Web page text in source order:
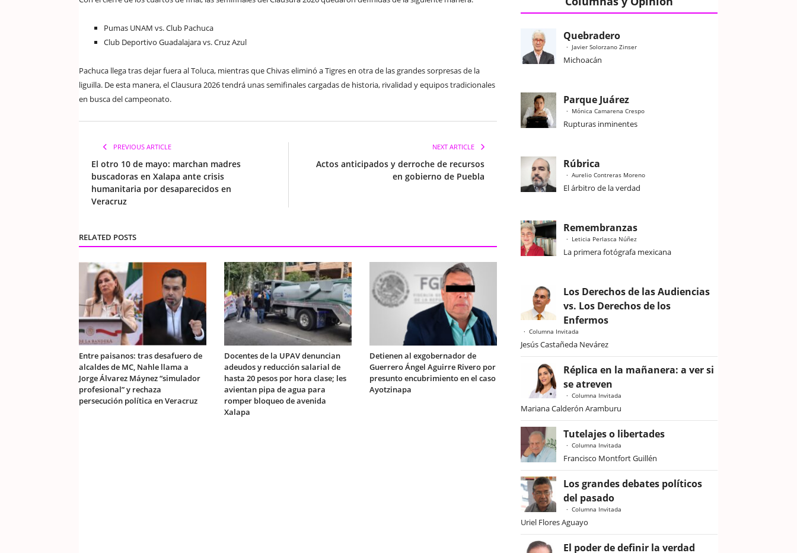
Pumas UNAM vs. Club Pachuca
Club Deportivo Guadalajara vs. Cruz Azul
Pachuca llega tras dejar fuera al Toluca, mientras que Chivas eliminó a Tigres en otra de las grandes sorpresas de la
liguilla. De esta manera, el Clausura 2026 tendrá unas semifinales cargadas de historia, rivalidad y equipos tradicionales
en busca del campeonato.
PREVIOUS ARTICLE
El otro 10 de mayo: marchan madres
buscadoras en Xalapa ante crisis
humanitaria por desaparecidos en
Veracruz
NEXT ARTICLE
Actos anticipados y derroche de recursos
en gobierno de Puebla
RELATED POSTS
Entre paisanos: tras desafuero de
alcaldes de MC, Nahle llama a
Jorge Álvarez Máynez “simulador
profesional” y rechaza
persecución política en Veracruz
Docentes de la UPAV denuncian
adeudos y reducción salarial de
hasta 20 pesos por hora clase; les
avientan pipa de agua para
romper bloqueo de avenida
Xalapa
Detienen al exgobernador de
Guerrero Ángel Aguirre Rivero por
presunto encubrimiento en el caso
Ayotzinapa
Quebradero
Javier Solorzano Zinser
Michoacán
Parque Juárez
Mónica Camarena Crespo
Rupturas inminentes
Rúbrica
Aurelio Contreras Moreno
El árbitro de la verdad
Remembranzas
Leticia Perlasca Núñez
La primera fotógrafa mexicana
Los Derechos de las Audiencias
vs. Los Derechos de los
Enfermos
Columna Invitada
Jesús Castañeda Nevárez
Réplica en la mañanera: a ver si
se atreven
Columna Invitada
Mariana Calderón Aramburu
Tutelajes o libertades
Columna Invitada
Francisco Montfort Guillén
Los grandes debates políticos
del pasado
Columna Invitada
Uriel Flores Aguayo
El poder de definir la verdad